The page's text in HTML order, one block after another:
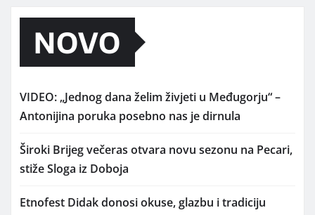
NOVO
VIDEO: „Jednog dana želim živjeti u Međugorju“ –
Antonijina poruka posebno nas je dirnula
Široki Brijeg večeras otvara novu sezonu na Pecari,
stiže Sloga iz Doboja
Etnofest Didak donosi okuse, glazbu i tradiciju